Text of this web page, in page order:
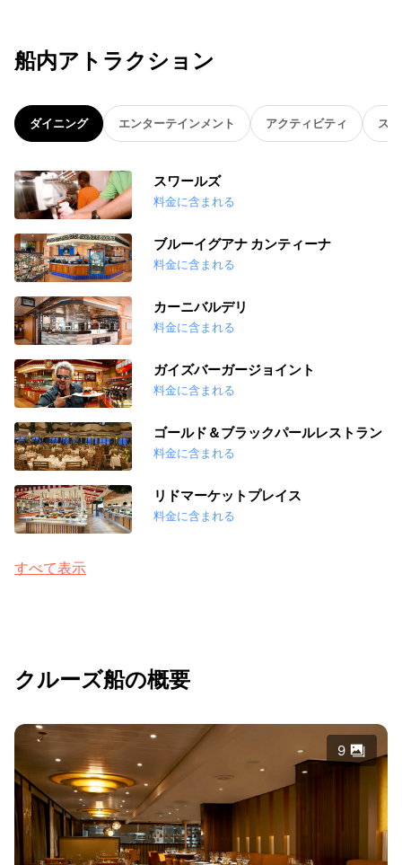
船内アトラクション
ダイニング エンターテインメント アクティビティ ス
スワールズ
料金に含まれる
ブルーイグアナ カンティーナ
料金に含まれる
カーニバルデリ
料金に含まれる
ガイズバーガージョイント
料金に含まれる
ゴールド＆ブラックパールレストラン
料金に含まれる
リドマーケットプレイス
料金に含まれる
すべて表示
クルーズ船の概要
9